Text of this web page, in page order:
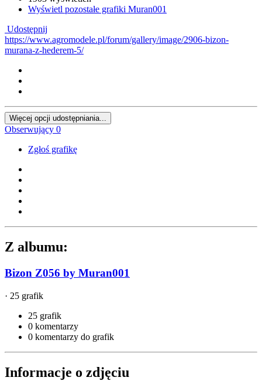
Wyświetl pozostałe grafiki Muran001
Udostępnij
https://www.agromodele.pl/forum/gallery/image/2906-bizon-
murana-z-hederem-5/
Więcej opcji udostępniania...
Obserwujący 0
Zgłoś grafikę
Z albumu:
Bizon Z056 by Muran001
· 25 grafik
25 grafik
0 komentarzy
0 komentarzy do grafik
Informacje o zdjęciu